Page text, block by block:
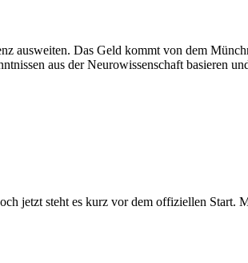
Das Geld kommt von dem
aus der Neurowissenschaft basieren
jetzt steht es kurz vor dem offiziellen Start.